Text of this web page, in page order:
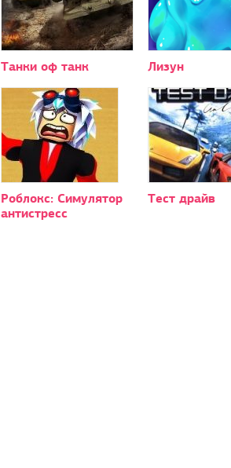
Танки оф танк Лизун
Роблокс: Симулятор
антистресс
Тест драйв